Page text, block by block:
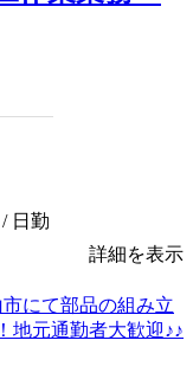
日勤
詳細を表示